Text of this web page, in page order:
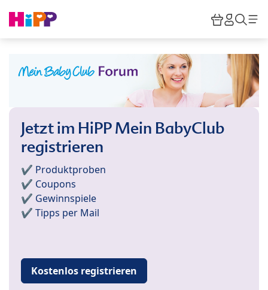
HiPP
Jetzt im HiPP Mein BabyClub
registrieren
✔️ Produktproben
✔️ Coupons
✔️ Gewinnspiele
✔️ Tipps per Mail
Kostenlos registrieren